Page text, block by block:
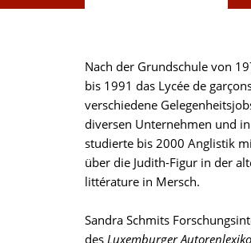
Nach der Grundschule von
bis 1991 das Lycée de
verschiedene
diversen Unternehmen und
studierte bis 2000 Anglistik
über die Judith-Figur in der
littérature in Mersch.
Sandra Schmits
des Luxemburger